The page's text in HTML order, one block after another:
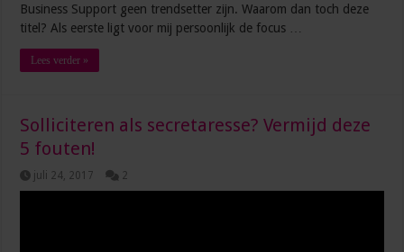
Business Support geen trendsetter zijn. Waarom dan toch deze
titel? Als eerste ligt voor mij persoonlijk de focus …
Lees verder »
Solliciteren als secretaresse? Vermijd deze
5 fouten!
juli 24, 2017 2